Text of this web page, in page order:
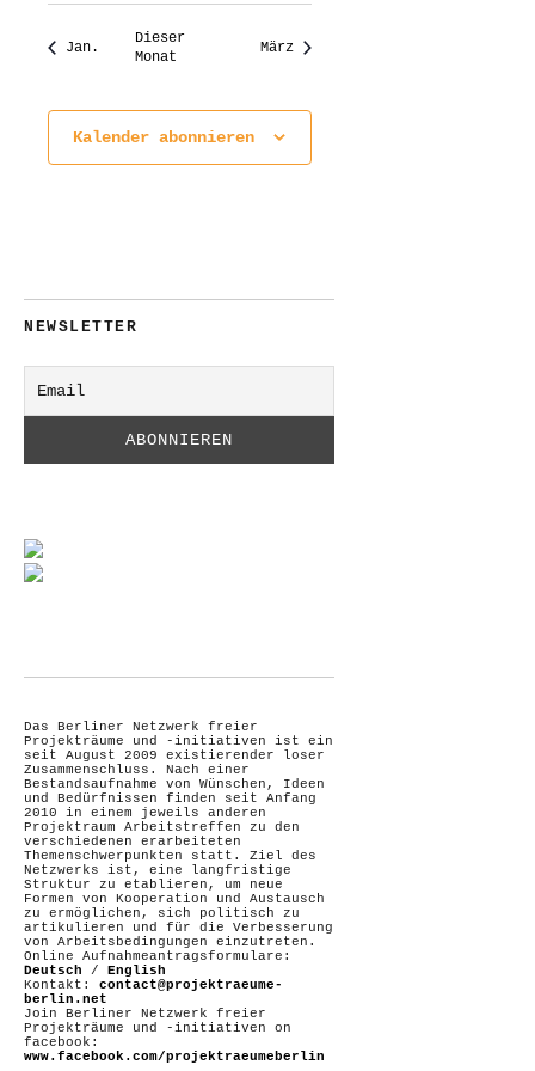
Jan.
Dieser
Monat
März
Kalender abonnieren
NEWSLETTER
Das Berliner Netzwerk freier
Projekträume und -initiativen ist ein
seit August 2009 existierender loser
Zusammenschluss. Nach einer
Bestandsaufnahme von Wünschen, Ideen
und Bedürfnissen finden seit Anfang
2010 in einem jeweils anderen
Projektraum Arbeitstreffen zu den
verschiedenen erarbeiteten
Themenschwerpunkten statt. Ziel des
Netzwerks ist, eine langfristige
Struktur zu etablieren, um neue
Formen von Kooperation und Austausch
zu ermöglichen, sich politisch zu
artikulieren und für die Verbesserung
von Arbeitsbedingungen einzutreten.
Online Aufnahmeantragsformulare:
Deutsch / English
Kontakt: contact@projektraeume-
berlin.net
Join Berliner Netzwerk freier
Projekträume und -initiativen on
facebook:
www.facebook.com/projektraeumeberlin